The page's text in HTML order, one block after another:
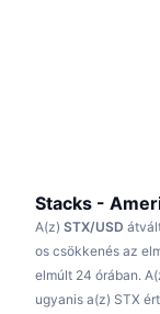
Sportok
Pénzügy
Technikai elemzés
RSI
MACD
Kutatás
Videók
Szótár
Stacks -
A(z) STX/USD
os csökkenés az
elmúlt 24 órában.
ugyanis a(z) STX